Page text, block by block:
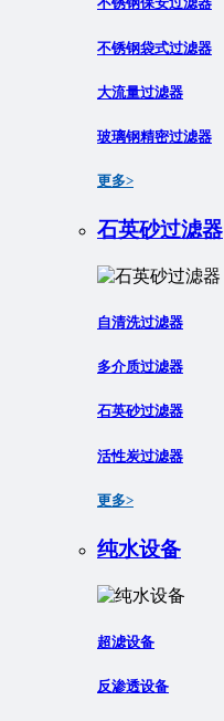
不锈钢袋式过滤器
大流量过滤器
玻璃钢精密过滤器
更多>
石英砂过滤器
自清洗过滤器
多介质过滤器
石英砂过滤器
活性炭过滤器
更多>
纯水设备
超滤设备
反渗透设备